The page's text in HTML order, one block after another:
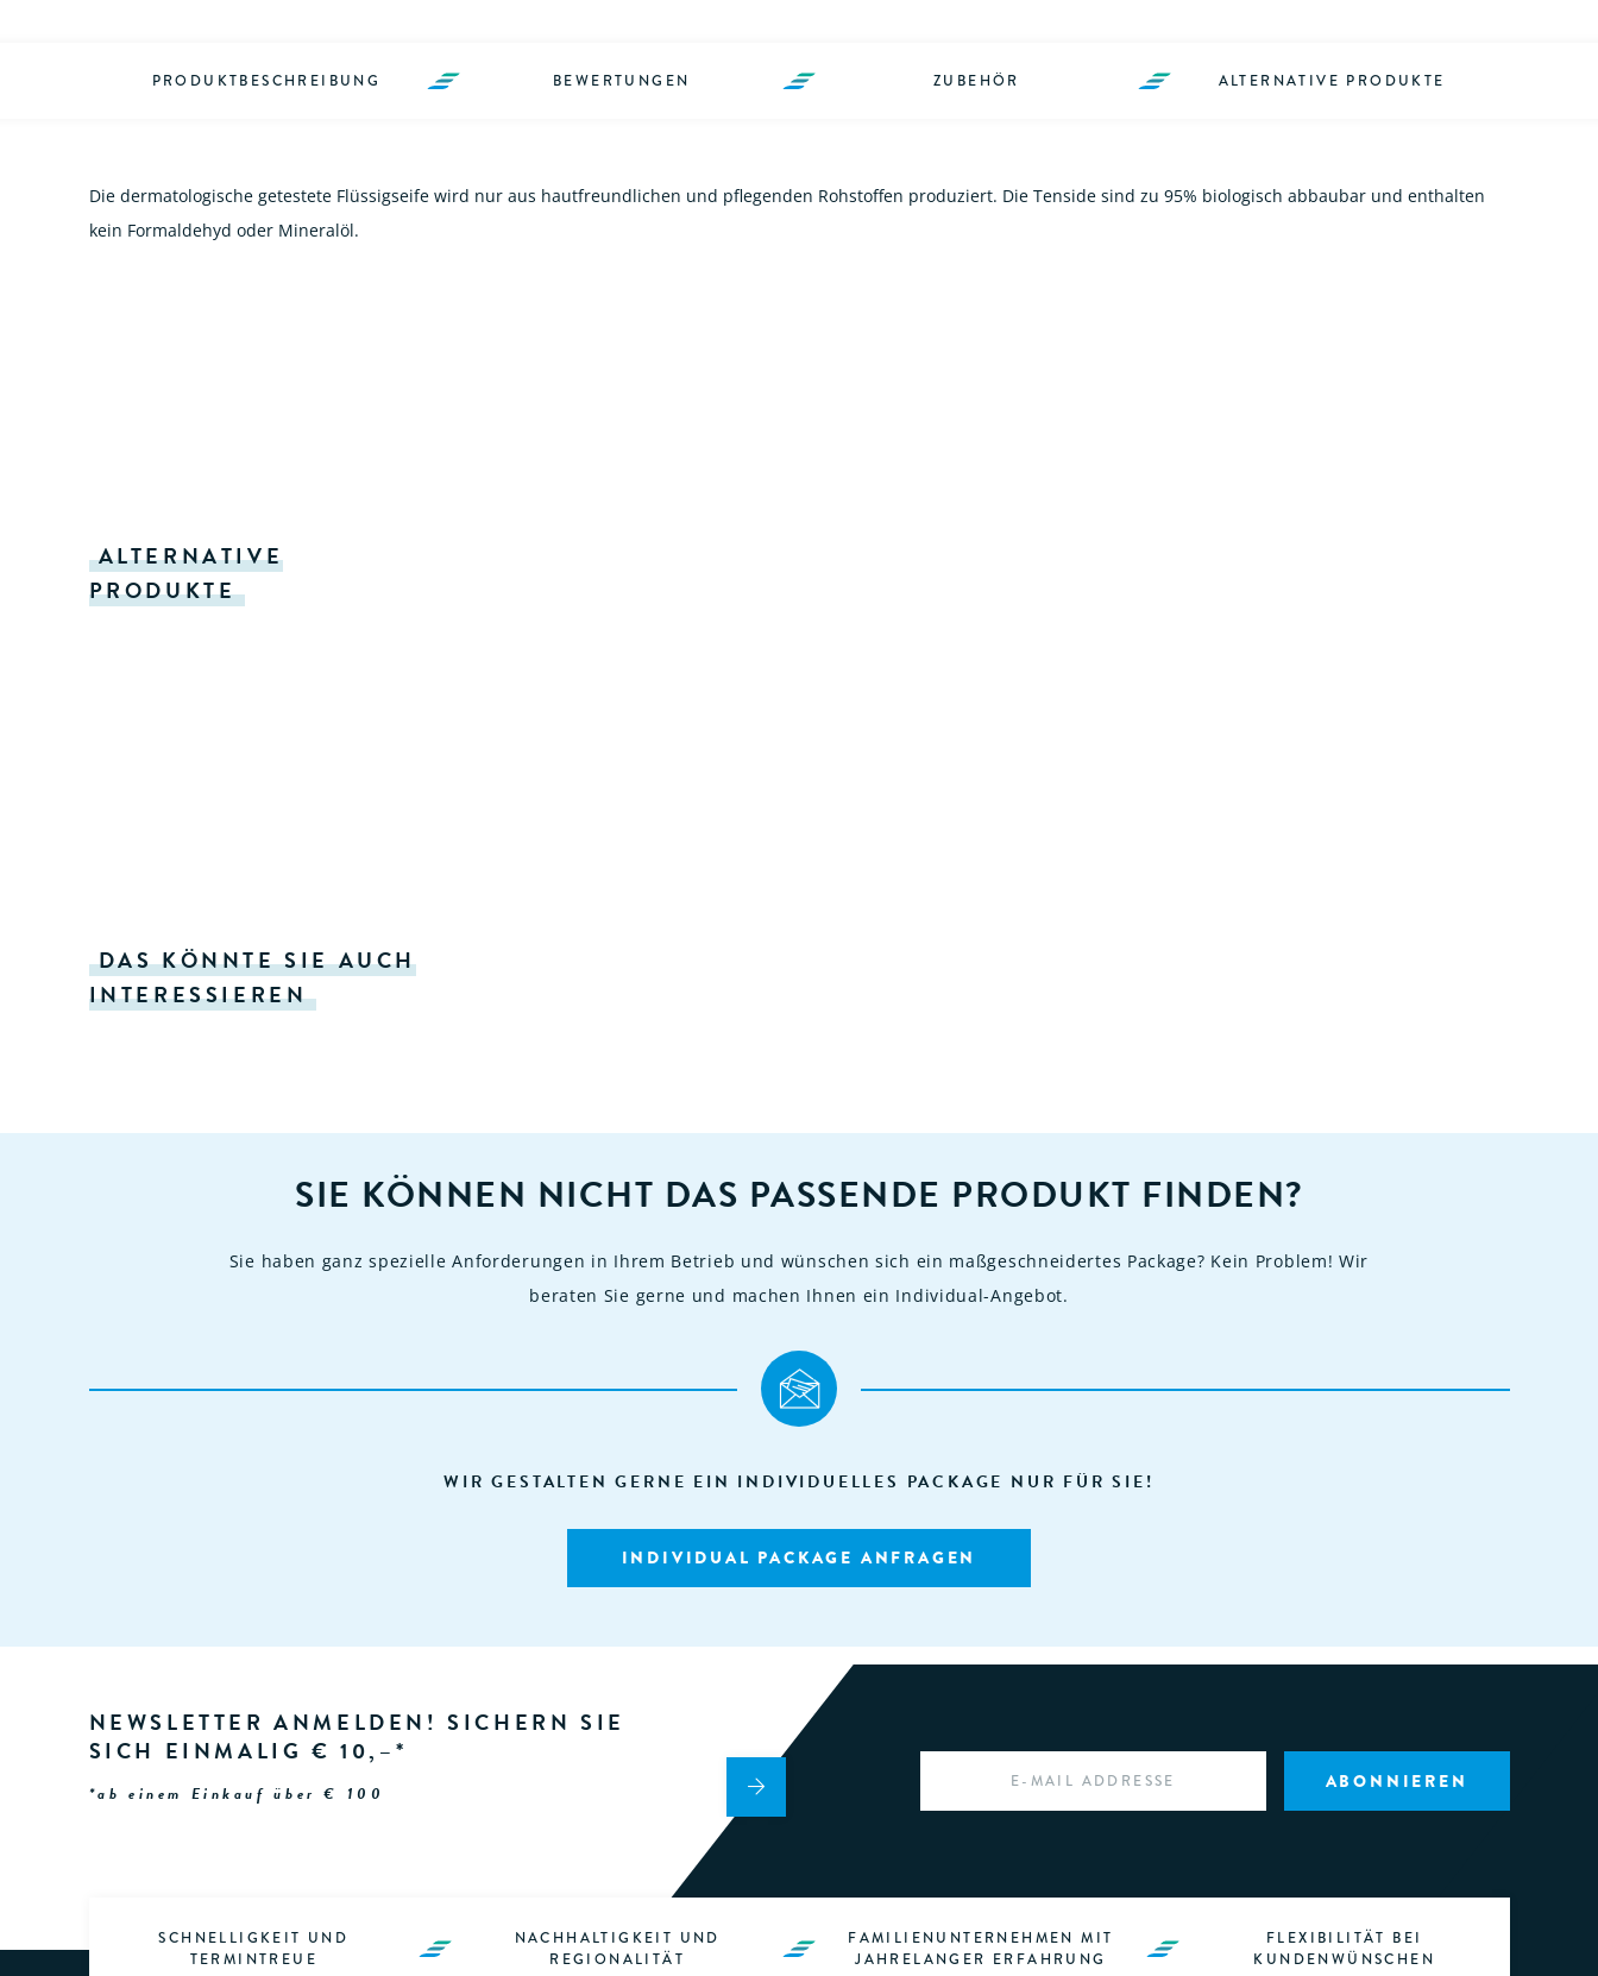
PRODUKTBESCHREIBUNG BEWERTUNGEN ZUBEHÖR ALTERNATIVE PRODUKTE
Die dermatologische getestete Flüssigseife wird nur aus hautfreundlichen und pflegenden Rohstoffen produziert. Die Tenside sind zu 95% biologisch abbaubar und enthalten
kein Formaldehyd oder Mineralöl.
ALTERNATIVE
PRODUKTE
DAS KÖNNTE SIE AUCH
INTERESSIEREN
SIE KÖNNEN NICHT DAS PASSENDE PRODUKT FINDEN?
Sie haben ganz spezielle Anforderungen in Ihrem Betrieb und wünschen sich ein maßgeschneidertes Package? Kein Problem! Wir
beraten Sie gerne und machen Ihnen ein Individual-Angebot.
WIR GESTALTEN GERNE EIN INDIVIDUELLES PACKAGE NUR FÜR SIE!
INDIVIDUAL PACKAGE ANFRAGEN
SCHNELLIGKEIT UND
TERMINTREUE
NACHHALTIGKEIT UND
REGIONALITÄT
FAMILIENUNTERNEHMEN MIT
JAHRELANGER ERFAHRUNG
FLEXIBILITÄT BEI
KUNDENWÜNSCHEN
NEWSLETTER ANMELDEN! SICHERN SIE
SICH EINMALIG € 10,–*
*ab einem Einkauf über € 100